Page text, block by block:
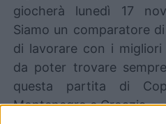
giocherà lunedì 17
Siamo un comparatore
di lavorare con i
da poter trovare
questa partita di
Montenegro e Croazia.